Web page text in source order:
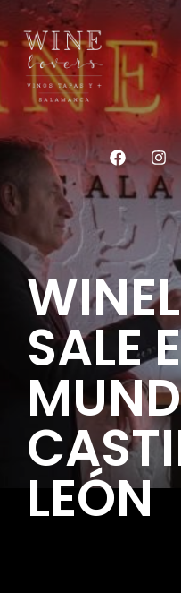
Wine Lovers Salamanca
SALE
LEÓN